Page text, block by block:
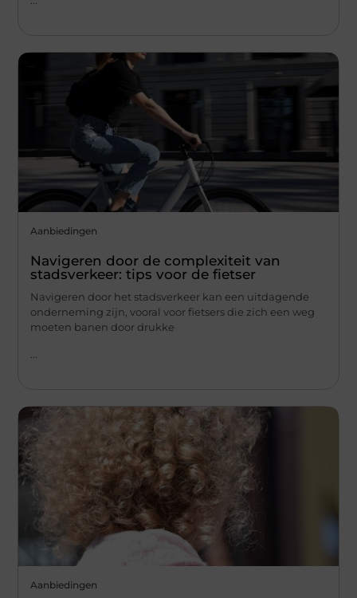
Aanbiedingen
Navigeren door de complexiteit van
stadsverkeer: tips voor de fietser
Navigeren door het stadsverkeer kan een uitdagende
onderneming zijn, vooral voor fietsers die zich een weg
moeten banen door drukke
Aanbiedingen